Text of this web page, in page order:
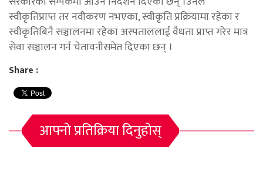
स्वीकृतिप्राप्त तर नवीकरण नभएका, स्वीकृति प्रक्रियामा रहेका र
स्वीकृतिबिनै सञ्चालनमा रहेका अस्पताललाई वैधता प्राप्त गरेर मात्र
सेवा सञ्चालन गर्न चेतावनीसमेत दिएका छन् ।
Share :
आफ्नो प्रतिक्रिया दिनुहोस्